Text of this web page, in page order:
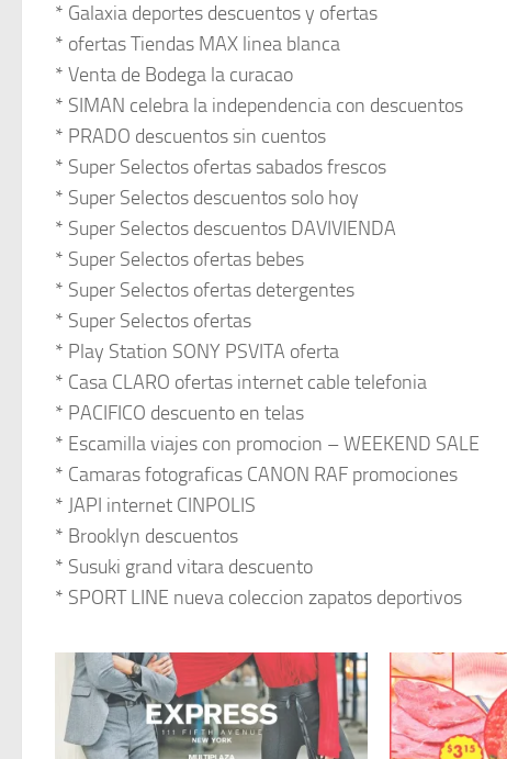
* Galaxia deportes descuentos y ofertas
* ofertas Tiendas MAX linea blanca
* Venta de Bodega la curacao
* SIMAN celebra la independencia con descuentos
* PRADO descuentos sin cuentos
* Super Selectos ofertas sabados frescos
* Super Selectos descuentos solo hoy
* Super Selectos descuentos DAVIVIENDA
* Super Selectos ofertas bebes
* Super Selectos ofertas detergentes
* Super Selectos ofertas
* Play Station SONY PSVITA oferta
* Casa CLARO ofertas internet cable telefonia
* PACIFICO descuento en telas
* Escamilla viajes con promocion – WEEKEND SALE
* Camaras fotograficas CANON RAF promociones
* JAPI internet CINPOLIS
* Brooklyn descuentos
* Susuki grand vitara descuento
* SPORT LINE nueva coleccion zapatos deportivos